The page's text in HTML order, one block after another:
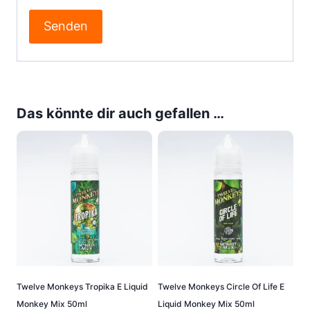
Das könnte dir auch gefallen …
Twelve Monkeys Tropika E Liquid
Monkey Mix 50ml
Twelve Monkeys Circle Of Life E
Liquid Monkey Mix 50ml